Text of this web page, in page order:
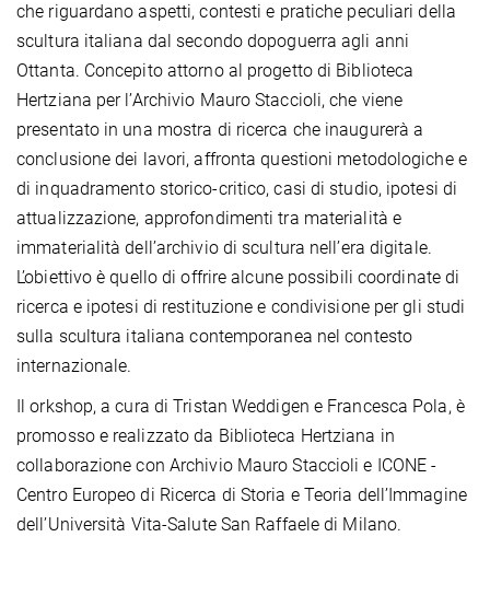
che riguardano aspetti, contesti e pratiche peculiari della
scultura italiana dal secondo dopoguerra agli anni
Ottanta. Concepito attorno al progetto di Biblioteca
Hertziana per l’Archivio Mauro Staccioli, che viene
presentato in una mostra di ricerca che inaugurerà a
conclusione dei lavori, affronta questioni metodologiche e
di inquadramento storico-critico, casi di studio, ipotesi di
attualizzazione, approfondimenti tra materialità e
immaterialità dell’archivio di scultura nell’era digitale.
L’obiettivo è quello di offrire alcune possibili coordinate di
ricerca e ipotesi di restituzione e condivisione per gli studi
sulla scultura italiana contemporanea nel contesto
internazionale.
Il orkshop, a cura di Tristan Weddigen e Francesca Pola, è
promosso e realizzato da Biblioteca Hertziana in
collaborazione con Archivio Mauro Staccioli e ICONE -
Centro Europeo di Ricerca di Storia e Teoria dell’Immagine
dell’Università Vita-Salute San Raffaele di Milano.